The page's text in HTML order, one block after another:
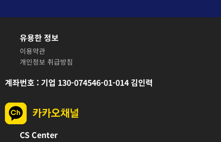
유용한 정보
이용약관
개인정보 취급방침
계좌번호 : 기업 130-074546-01-014 김인력
CS Center